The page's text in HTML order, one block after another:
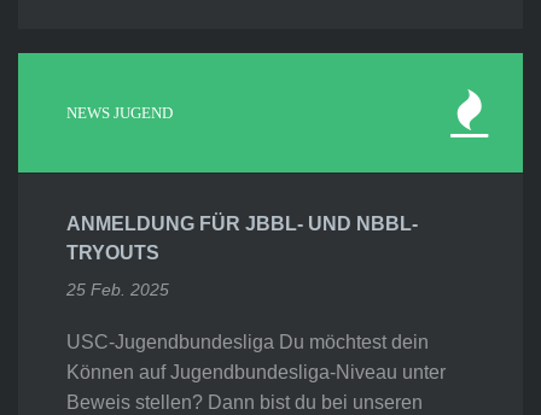
NEWS JUGEND
ANMELDUNG FÜR JBBL- UND NBBL-
TRYOUTS
25 Feb. 2025
USC-Jugendbundesliga Du möchtest dein
Können auf Jugendbundesliga-Niveau unter
Beweis stellen? Dann bist du bei unseren